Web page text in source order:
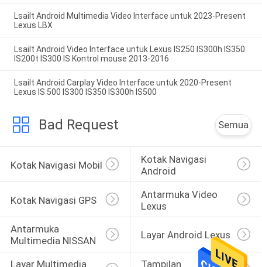
Lsailt Android Multimedia Video Interface untuk 2023-Present
Lexus LBX
Lsailt Android Video Interface untuk Lexus IS250 IS300h IS350
IS200t IS300 IS Kontrol mouse 2013-2016
Lsailt Android Carplay Video Interface untuk 2020-Present
Lexus IS 500 IS300 IS350 IS300h IS500
Bad Request Semua
Kotak Navigasi Mobil
Kotak Navigasi
Android
Kotak Navigasi GPS
Antarmuka Video
Lexus
Antarmuka
Multimedia NISSAN
Layar Android Lexus
Layar Multimedia Tampilan